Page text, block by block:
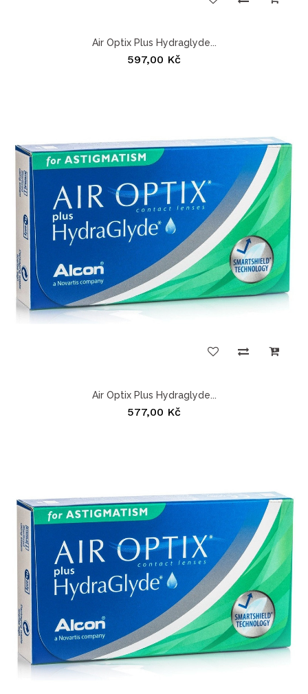
Air Optix Plus Hydraglyde...
597,00 Kč
Air Optix Plus Hydraglyde...
577,00 Kč